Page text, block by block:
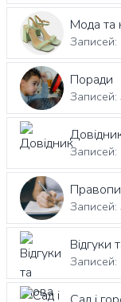
Мода та
Записей:
Поради
Записей:
Записей:
Записей:
Відгуки
Записей: